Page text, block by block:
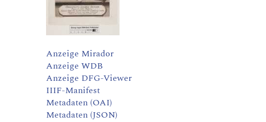
Anzeige Mirador
Anzeige WDB
Anzeige DFG-Viewer
IIIF-Manifest
Metadaten (OAI)
Metadaten (JSON)